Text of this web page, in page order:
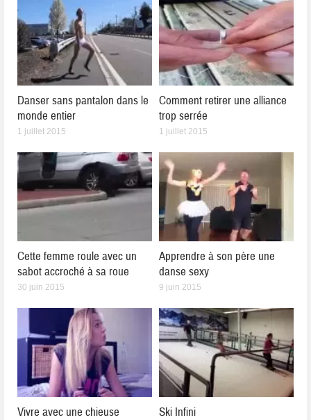
Danser sans pantalon dans le
monde entier
1 juillet 2015
Comment retirer une alliance
trop serrée
1 juillet 2015
Cette femme roule avec un
sabot accroché à sa roue
30 juin 2015
Apprendre à son père une
danse sexy
9 juin 2015
Vivre avec une chieuse Ski Infini